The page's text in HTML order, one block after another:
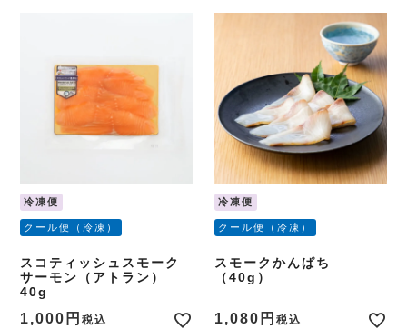
冷凍便
クール便（冷凍）
スコティッシュスモーク
サーモン（アトラン）
40g
1,000 税込
冷凍便
クール便（冷凍）
スモークかんぱち
（40g）
1,080 税込